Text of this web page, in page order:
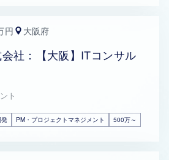
円 大阪府
社：【大阪】ITコンサル
ト
PM・プロジェクトマネジメント 500万～